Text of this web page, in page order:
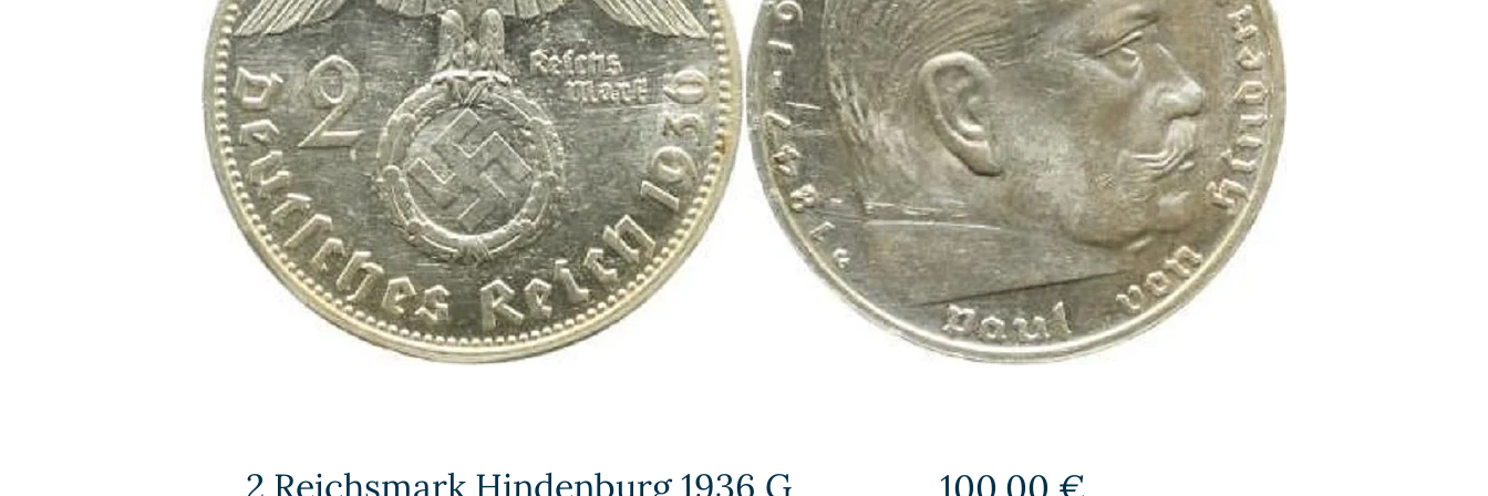
2 Reichsmark Hindenburg 1936 G Preis